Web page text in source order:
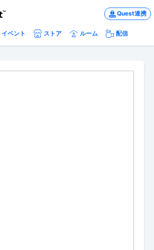
Quest連携
イベント ストア ルーム 配信